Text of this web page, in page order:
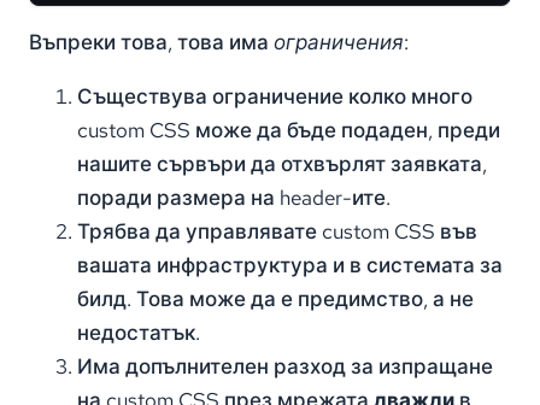
Въпреки това, това има ограничения:
Съществува ограничение колко много
custom CSS може да бъде подаден, преди
нашите сървъри да отхвърлят заявката,
поради размера на header-ите.
Трябва да управлявате custom CSS във
вашата инфраструктура и в системата за
билд. Това може да е предимство, а не
недостатък.
Има допълнителен разход за изпращане